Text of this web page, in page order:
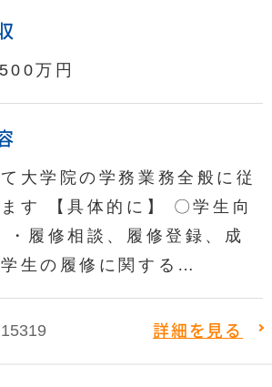
万円
大学院の学務業務全般に従
す 【具体的に】 〇学生向
・履修相談、履修登録、成
生の履修に関する…
詳細を見る